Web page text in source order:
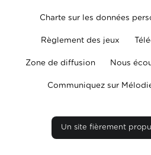
Charte sur les données
Règlement des jeux
Zone de diffusion Nous
Communiquez sur
Un site fièrement